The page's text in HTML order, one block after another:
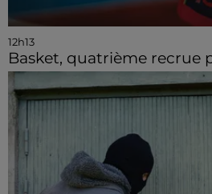
12h13
Basket, quatrième recrue